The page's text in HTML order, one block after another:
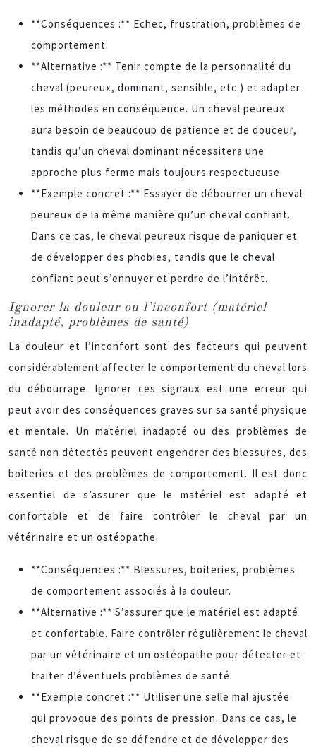
**Conséquences :** Echec, frustration, problèmes de
comportement.
**Alternative :** Tenir compte de la personnalité du
cheval (peureux, dominant, sensible, etc.) et adapter
les méthodes en conséquence. Un cheval peureux
aura besoin de beaucoup de patience et de douceur,
tandis qu’un cheval dominant nécessitera une
approche plus ferme mais toujours respectueuse.
**Exemple concret :** Essayer de débourrer un cheval
peureux de la même manière qu’un cheval confiant.
Dans ce cas, le cheval peureux risque de paniquer et
de développer des phobies, tandis que le cheval
confiant peut s’ennuyer et perdre de l’intérêt.
Ignorer la douleur ou l’inconfort (matériel
inadapté, problèmes de santé)
La douleur et l’inconfort sont des facteurs qui peuvent
considérablement affecter le comportement du cheval lors
du débourrage. Ignorer ces signaux est une erreur qui
peut avoir des conséquences graves sur sa santé physique
et mentale. Un matériel inadapté ou des problèmes de
santé non détectés peuvent engendrer des blessures, des
boiteries et des problèmes de comportement. Il est donc
essentiel de s’assurer que le matériel est adapté et
confortable et de faire contrôler le cheval par un
vétérinaire et un ostéopathe.
**Conséquences :** Blessures, boiteries, problèmes
de comportement associés à la douleur.
**Alternative :** S’assurer que le matériel est adapté
et confortable. Faire contrôler régulièrement le cheval
par un vétérinaire et un ostéopathe pour détecter et
traiter d’éventuels problèmes de santé.
**Exemple concret :** Utiliser une selle mal ajustée
qui provoque des points de pression. Dans ce cas, le
cheval risque de se défendre et de développer des